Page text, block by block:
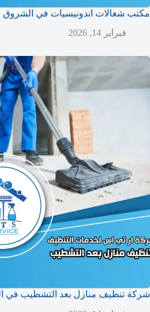
مكتب شغالات اندونيسيات في الشروق
فبراير 14, 2026
شركة تنظيف منازل بعد التشطيب في